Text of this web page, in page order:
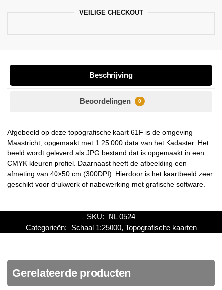
VEILIGE CHECKOUT
Beschrijving
Beoordelingen 0
Afgebeeld op deze topografische kaart 61F is de omgeving
Maastricht, opgemaakt met 1:25.000 data van het Kadaster. Het
beeld wordt geleverd als JPG bestand dat is opgemaakt in een
CMYK kleuren profiel. Daarnaast heeft de afbeelding een
afmeting van 40×50 cm (300DPI). Hierdoor is het kaartbeeld zeer
geschikt voor drukwerk of nabewerking met grafische software.
SKU:
NL 0524
Categorieën:
Schaal 1:25000, Topografische kaarten
Gerelateerde producten